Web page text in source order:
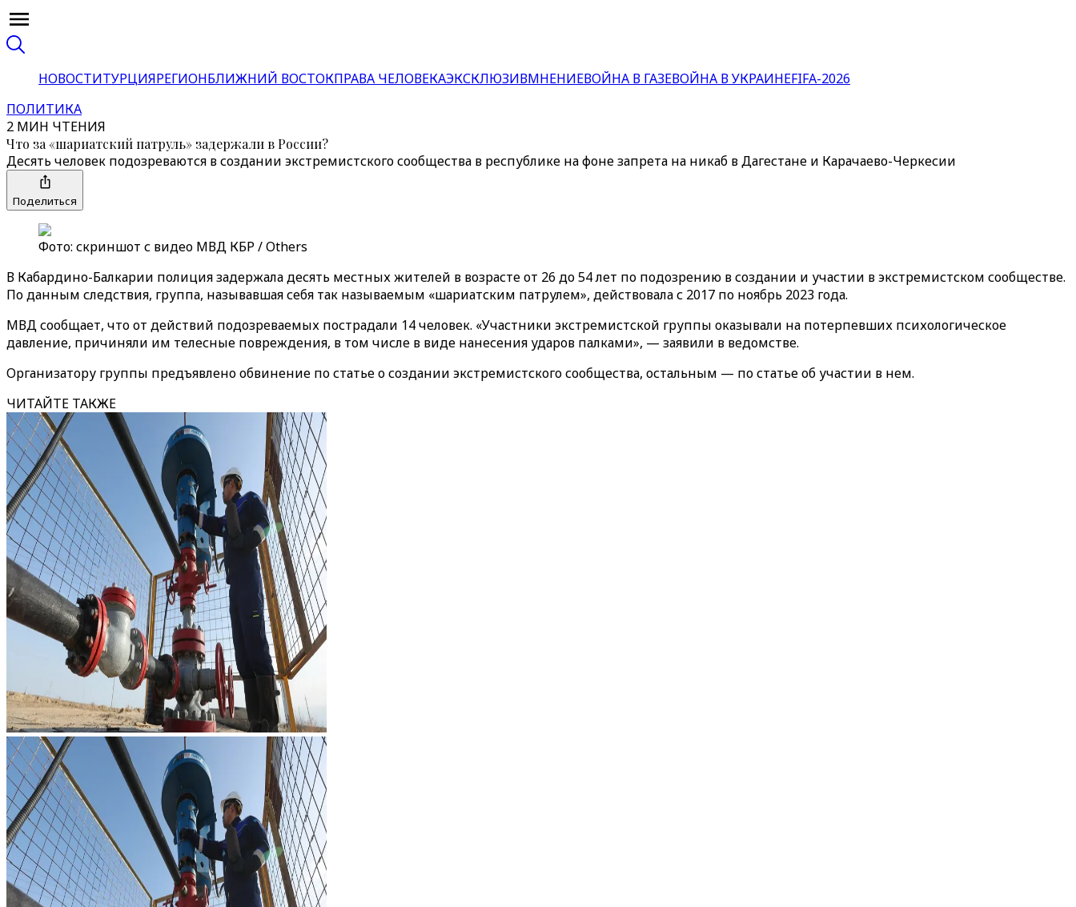
НОВОСТИТУРЦИЯРЕГИОНБЛИЖНИЙ ВОСТОКПРАВА ЧЕЛОВЕКАЭКСКЛЮЗИВМНЕНИЕВОЙНА В ГАЗЕВОЙНА В УКРАИНЕFIFA-2026
ПОЛИТИКА
2 МИН ЧТЕНИЯ
Что за «шариатский патруль» задержали в России?
Десять человек подозреваются в создании экстремистского сообщества в республике на фоне запрета на никаб в Дагестане и Карачаево-Черкесии
Поделиться
Фото: скриншот с видео МВД КБР / Others
В Кабардино-Балкарии полиция задержала десять местных жителей в возрасте от 26 до 54 лет по подозрению в создании и участии в экстремистском сообществе.
По данным следствия, группа, называвшая себя так называемым «шариатским патрулем», действовала с 2017 по ноябрь 2023 года.
МВД сообщает, что от действий подозреваемых пострадали 14 человек. «Участники экстремистской группы оказывали на потерпевших психологическое
давление, причиняли им телесные повреждения, в том числе в виде нанесения ударов палками», — заявили в ведомстве.
Организатору группы предъявлено обвинение по статье о создании экстремистского сообщества, остальным — по статье об участии в нем.
ЧИТАЙТЕ ТАКЖЕ